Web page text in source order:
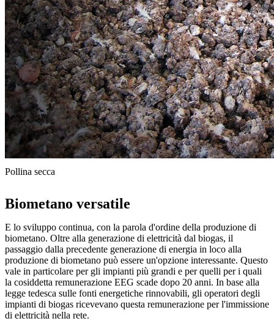
Pollina secca
Biometano versatile
E lo sviluppo continua, con la parola d'ordine della produzione di
biometano. Oltre alla generazione di elettricità dal biogas, il
passaggio dalla precedente generazione di energia in loco alla
produzione di biometano può essere un'opzione interessante. Questo
vale in particolare per gli impianti più grandi e per quelli per i quali
la cosiddetta remunerazione EEG scade dopo 20 anni. In base alla
legge tedesca sulle fonti energetiche rinnovabili, gli operatori degli
impianti di biogas ricevevano questa remunerazione per l'immissione
di elettricità nella rete.